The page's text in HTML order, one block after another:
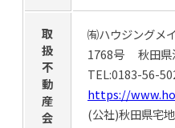
取
扱
不
動
産
会
㈲ハウジング
1768号 秋田県
TEL:0183-56-
https://
(公社)秋田県宅